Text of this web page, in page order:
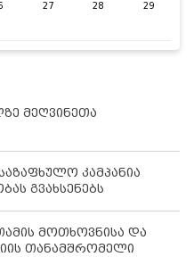
27 28
29
მეღვინეთა
კამპანია
გვახსენებს
მოთხოვნისა და
თანამშრომელი